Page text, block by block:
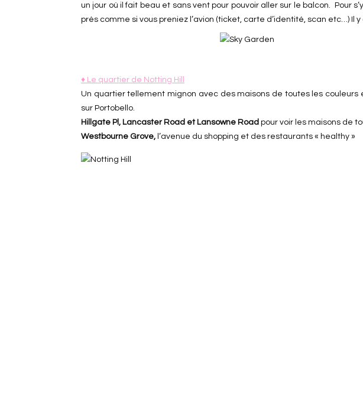
un jour où il fait beau et sans vent pour pouvoir aller sur le balcon. Pour
près comme si vous preniez l’avion (ticket, carte d’identité, scan etc…)
♦ Le quartier de Notting Hill
Un quartier tellement mignon avec des maisons de toutes les
sur Portobello.
Hillgate Pl, Lancaster Road et Lansowne Road pour voir les maisons de
Westbourne Grove, l’avenue du shopping et des restaurants « healthy »